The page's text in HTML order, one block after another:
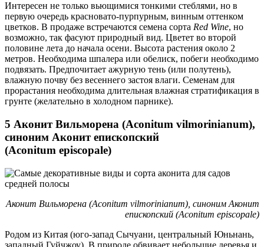
Интересен не только вьющимися тонкими стеблями, но в
первую очередь красновато-пурпурным, винным оттенком
цветков. В продаже встречаются семена сорта Red Wine, но
возможно, так фасуют природный вид. Цветет во второй
половине лета до начала осени. Высота растения около 2
метров. Необходима шпалера или обелиск, побеги необходимо
подвязать. Предпочитает ажурную тень (или полутень),
влажную почву без весеннего застоя влаги. Семенам для
прорастания необходима длительная влажная стратификация в
грунте (желательно в холодном парнике).
5 Аконит Вильморена (Aconitum vilmorinianum),
синоним Аконит епископский
(Aconitum episcopale)
Аконит Вильморена (Aconitum vilmorinianum), синоним Аконит
епископский (Aconitum episcopale)
Родом из Китая (юго-запад Сычуани, центральный Юньнань,
западный Гуйчжоу). В природе обвивает небольшие деревья и